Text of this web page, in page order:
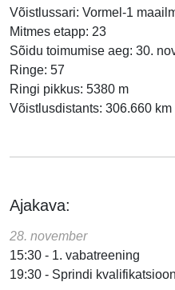
Võistlussari: Vormel-1
Mitmes etapp: 23
Sõidu toimumise aeg: 30.
Ringe: 57
Ringi pikkus: 5380 m
Võistlusdistants: 306.660 km
Ajakava:
28. november
15:30 - 1. vabatreening
19:30 - Sprindi kvalifikatsioon